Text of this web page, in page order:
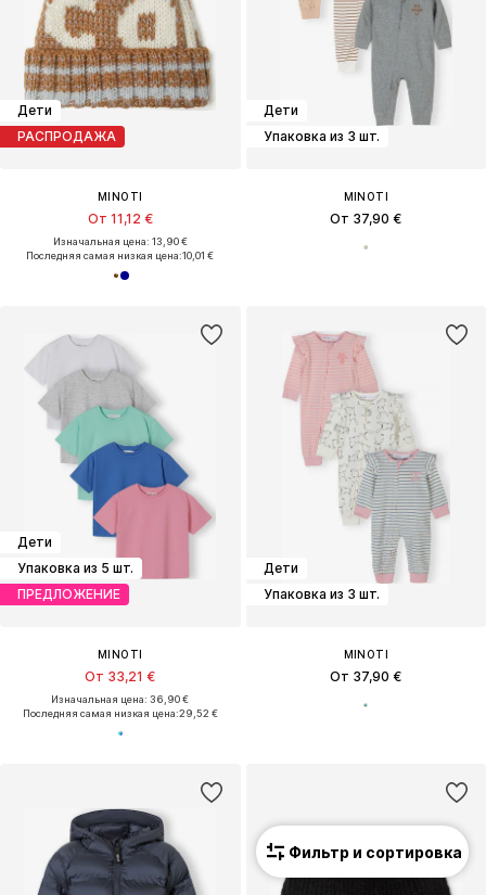
Дети
РАСПРОДАЖА
MINOTI
От 11,12 €
Изначальная цена: 13,90 €
Последняя самая низкая цена:10,01 €
Дети
Упаковка из 3 шт.
MINOTI
От 37,90 €
Дети
Упаковка из 5 шт.
ПРЕДЛОЖЕНИЕ
MINOTI
От 33,21 €
Изначальная цена: 36,90 €
Последняя самая низкая цена:29,52 €
Дети
Упаковка из 3 шт.
MINOTI
От 37,90 €
Фильтр и сортировка